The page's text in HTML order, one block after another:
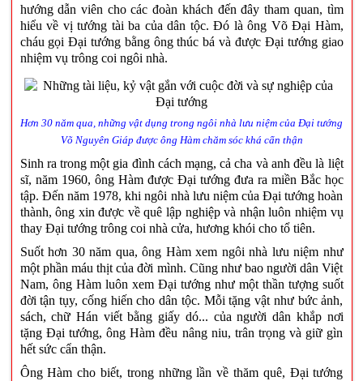
hướng dẫn viên cho các đoàn khách đến đây tham quan, tìm
hiểu về vị tướng tài ba của dân tộc. Đó là ông Võ Đại Hàm,
cháu gọi Đại tướng bằng ông thúc bá và được Đại tướng giao
nhiệm vụ trông coi ngôi nhà.
Hơn 30 năm qua, những vật dụng trong ngôi nhà lưu niệm của Đại tướng
Võ Nguyên Giáp được ông Hàm chăm sóc khá cẩn thận
Sinh ra trong một gia đình cách mạng, cả cha và anh đều là liệt
sĩ, năm 1960, ông Hàm được Đại tướng đưa ra miền Bắc học
tập. Đến năm 1978, khi ngôi nhà lưu niệm của Đại tướng hoàn
thành, ông xin được về quê lập nghiệp và nhận luôn nhiệm vụ
thay Đại tướng trông coi nhà cửa, hương khói cho tổ tiên.
Suốt hơn 30 năm qua, ông Hàm xem ngôi nhà lưu niệm như
một phần máu thịt của đời mình. Cũng như bao người dân Việt
Nam, ông Hàm luôn xem Đại tướng như một thần tượng suốt
đời tận tụy, cống hiến cho dân tộc. Mỗi tặng vật như bức ảnh,
sách, chữ Hán viết bằng giấy dó... của người dân khắp nơi
tặng Đại tướng, ông Hàm đều nâng niu, trân trọng và giữ gìn
hết sức cẩn thận.
Ông Hàm cho biết, trong những lần về thăm quê, Đại tướng